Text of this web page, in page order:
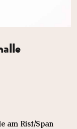
am Rist/Span